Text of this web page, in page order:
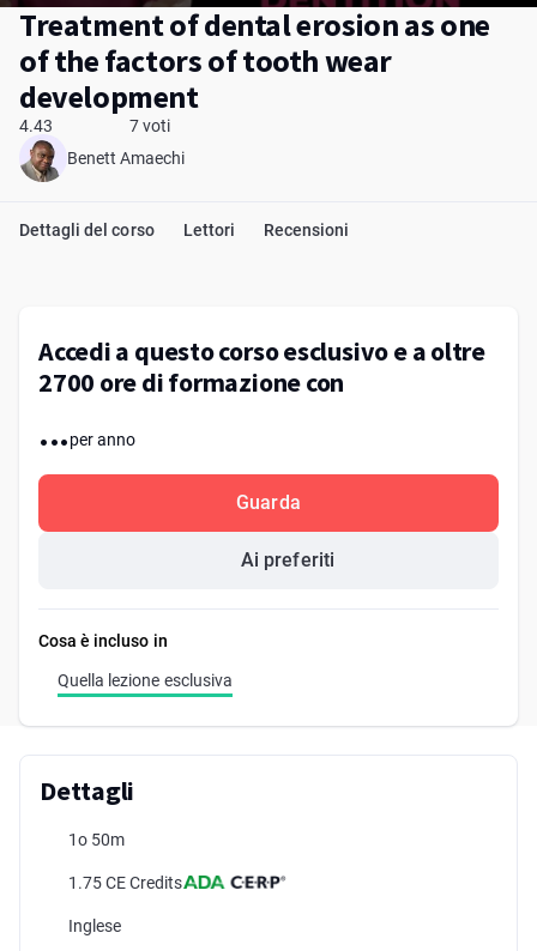
Treatment of dental erosion as one
of the factors of tooth wear
development
4.43
7 voti
Benett Amaechi
Dettagli del corso Lettori Recensioni
Accedi a questo corso esclusivo e a oltre
2700 ore di formazione con
...per anno
Guarda
Ai preferiti
Cosa è incluso in
Quella lezione esclusiva
Dettagli
1o 50m
1.75 CE Credits
Inglese